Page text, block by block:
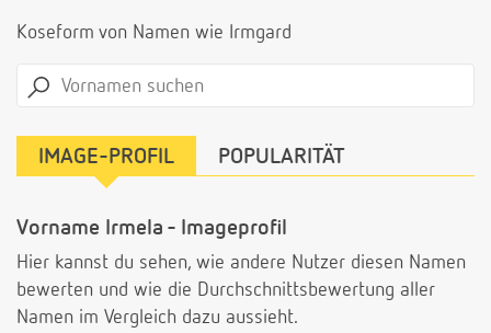
Koseform von Namen wie Irmgard
IMAGE-PROFIL POPULARITÄT
Vorname Irmela - Imageprofil
Hier kannst du sehen, wie andere Nutzer diesen Namen
bewerten und wie die Durchschnittsbewertung aller
Namen im Vergleich dazu aussieht.